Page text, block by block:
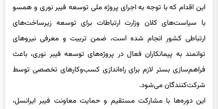
ارتباطی کشور انجام شده است، ضمن تربیت و معرفی نیروهای
توانمند به پیمانکاران فعال در پروژه‌های توسعه فیبر نوری، باعث
فراهم‌سازی بستر لازم برای راه‌اندازی کسب‌وکارهای تخصصی توسط
شرکت‌کنندگان می‌شود.
این دوره‌ها با مشارکت مستقیم و حمایت معاونت فیبر ایرانسل،
طراحی و اجرا شده است و با بهره‌گیری از ظرفیت‌های نوآورانه
ایرانسل‌لبز و آکادمی ایرانسل (مرکز آموزشی این مجموعه)، برگزار